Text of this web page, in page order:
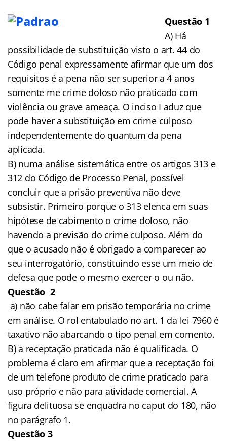
Questão 1
A) Há
possibilidade de substituição visto o art. 44 do
Código penal expressamente afirmar que um dos
requisitos é a pena não ser superior a 4 anos
somente me crime doloso não praticado com
violência ou grave ameaça. O inciso I aduz que
pode haver a substituição em crime culposo
independentemente do quantum da pena
aplicada.
B) numa análise sistemática entre os artigos 313 e
312 do Código de Processo Penal, possível
concluir que a prisão preventiva não deve
subsistir. Primeiro porque o 313 elenca em suas
hipótese de cabimento o crime doloso, não
havendo a previsão do crime culposo. Além do
que o acusado não é obrigado a comparecer ao
seu interrogatório, constituindo esse um meio de
defesa que pode o mesmo exercer o ou não.
Questão 2
a) não cabe falar em prisão temporária no crime
em análise. O rol entabulado no art. 1 da lei 7960 é
taxativo não abarcando o tipo penal em comento.
B) a receptação praticada não é qualificada. O
problema é claro em afirmar que a receptação foi
de um telefone produto de crime praticado para
uso próprio e não para atividade comercial. A
figura delituosa se enquadra no caput do 180, não
no parágrafo 1.
Questão 3